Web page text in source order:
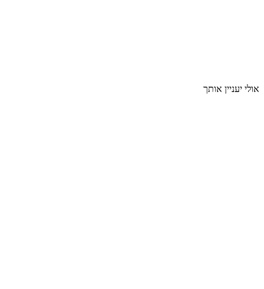
אולי יעניין אותך